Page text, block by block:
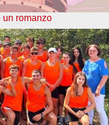
un romanzo